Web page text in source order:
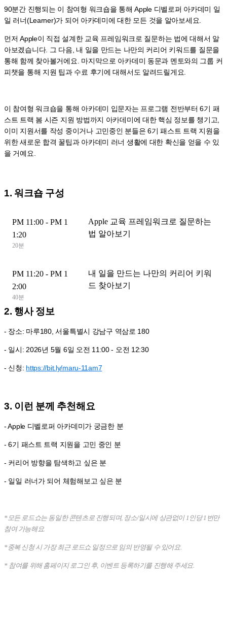
90분간 진행되는 이 참여형 워크숍을 통해 Apple 디벨로퍼 아카데미 일
일 러너(Learner)가 되어 아카데미에 대한 모든 것을 알아보세요.
먼저 Apple이 직접 설계한 교육 프레임워크로 질문하는 법에 대해서 알
아보겠습니다. 그 다음, 내 일을 만드는 나만의 커리어 키워드를 질문을
통해 함께 찾아볼거에요. 마지막으로 아카데미 동문과 멘토와의 그룹 커
피챗을 통해 지원 팁과 수료 후기에 대해서도 알려드릴게요.
이 참여형 워크숍을 통해 아카데미 입문자는 프로그램 전반부터 6기 패
스트 트랙 봄 시즌 지원 방법까지 아카데미에 대한 핵심 정보를 챙기고,
이미 지원서를 작성 중이거나 고민중인 분들은 6기 패스트 트랙 지원을
위한 새로운 합격 꿀팁과 아카데미 러너 생활에 대한 확신을 얻을 수 있
을 거예요.
1. 워크숍 구성
PM 11:00 - PM 1
1:20
20분
Apple 교육 프레임워크로 질문하는
법 알아보기
PM 11:20 - PM 1
2:00
40분
내 일을 만드는 나만의 커리어 키워
드 찾아보기
2. 행사 정보
- 장소: 마루180, 서울특별시 강남구 역삼로 180
- 일시: 2026년 5월 6일 오전 11:00 - 오전 12:30
- 신청: https://bit.ly/maru-11am7
3. 이런 분께 추천해요
- Apple 디벨로퍼 아카데미가 궁금한 분
- 6기 패스트 트랙 지원을 고민 중인 분
- 커리어 방향을 탐색하고 싶은 분
- 일일 러너가 되어 체험해보고 싶은 분
*모든 로드쇼는 동일한 콘텐츠로 진행되며, 장소/일시에 상관없이 1인당 1번만
참여 가능해요.
*중복 신청 시 가장 최근 로드쇼 일정으로 임의 반영될 수 있어요.
* 참여를 위해 홈페이지 로그인 후, 이벤트 등록하기를 진행해 주세요.